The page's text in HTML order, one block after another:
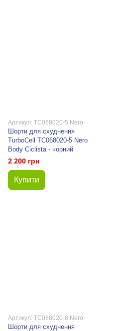
Артикул: TC068020-5 Nero
Шорти для схуднення
TurboCell TC068020-5 Nero
Body Ciclista - чорний
2 200 грн
Купити
Артикул: TC068020-8 Nero
Шорти для схуднення